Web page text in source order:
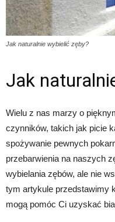
Jak naturalnie wybielić zęby?
Jak
Wielu z nas marzy o
czynników, takich jak picie
spożywanie pewnych
przebarwienia na naszych
wybielania zębów, ale nie
tym artykule przedstawimy
mogą pomóc Ci uzyskać